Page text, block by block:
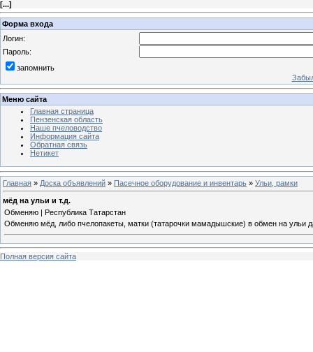
[...]
Форма входа
Логин:
Пароль:
запомнить
Меню сайта
Главная страница
Пензенская область
Наше пчеловодство
Информация сайта
Обратная связь
Нетикет
Главная » Доска объявлений » Пасечное оборудование и инвентарь » Ульи, рамки
мёд на ульи и т.д.
Обменяю | Республика Татарстан
Обменяю мёд, либо пчелопакеты, матки (татарочки мамадышские) в обмен на
Полная версия сайта